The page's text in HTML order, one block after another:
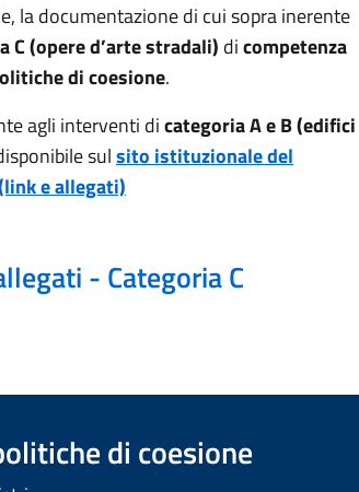
la documentazione di cui sopra inerente
(opere d’arte stradali) dicompetenza
di coesione.
agli interventi dicategoria A e B (edifici
sulsito istituzionaledel
e allegati)
- Categoria C
di coesione